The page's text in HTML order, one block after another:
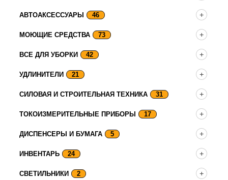
АВТОАКСЕССУАРЫ 46
МОЮЩИЕ СРЕДСТВА 73
ВСЕ ДЛЯ УБОРКИ 42
УДЛИНИТЕЛИ 21
СИЛОВАЯ И СТРОИТЕЛЬНАЯ ТЕХНИКА 31
ТОКОИЗМЕРИТЕЛЬНЫЕ ПРИБОРЫ 17
ДИСПЕНСЕРЫ И БУМАГА 5
ИНВЕНТАРЬ 24
СВЕТИЛЬНИКИ 2